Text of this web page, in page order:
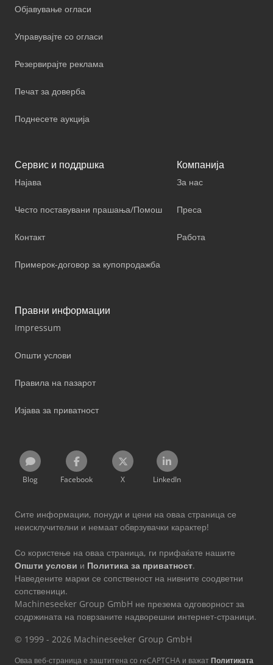
Објавување огласи
Управувајте со огласи
Резервирајте реклама
Печат за доверба
Поднесете аукција
Сервис и поддршка
Најава
Често поставувани прашања/Помош
Контакт
Примерок-договор за купопродажба
Компанија
За нас
Преса
Работа
Правни информации
Impressum
Општи услови
Правила на пазарот
Изјава за приватност
Blog Facebook X LinkedIn
Сите информации, понуди и цени на оваа страница се
неисклучителни и немаат обврзувачки карактер!
Со користење на оваа страница, ги прифаќате нашите
Општи услови и Политика за приватност.
Наведените марки се сопственост на нивните соодветни
сопственици.
Machineseeker Group GmbH не презема одговорност за
содржината на поврзаните надворешни интернет-страници.
© 1999 - 2026 Machineseeker Group GmbH
Оваа веб-страница е заштитена со reCAPTCHA и важат Политиката